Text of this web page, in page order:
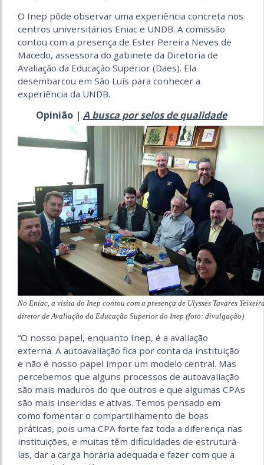
O Inep pôde observar uma experiência concreta nos
centros universitários Eniac e UNDB. A comissão
contou com a presença de Ester Pereira Neves de
Macedo, assessora do gabinete da Diretoria de
Avaliação da Educação Superior (Daes). Ela
desembarcou em São Luís para conhecer a
experiência da UNDB.
Opinião | A busca por selos de qualidade
No Eniac, a visita do Inep contou com a presença de Ulysses Tavares
diretor de Avaliação da Educação Superior do Inep (foto: divulgação)
“O nosso papel, enquanto Inep, é a avaliação
externa. A autoavaliação fica por conta da instituição
e não é nosso papel impor um modelo central. Mas
percebemos que alguns processos de autoavaliação
são mais maduros do que outros e que algumas CPAs
são mais inseridas e ativas. Temos pensado em
como fomentar o compartilhamento de boas
práticas, pois uma CPA forte faz toda a diferença nas
instituições, e muitas têm dificuldades de estruturá-
las, dar a carga horária adequada e fazer com que a